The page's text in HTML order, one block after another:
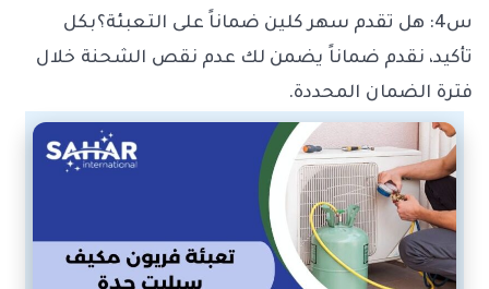
س4: هل تقدم سهر كلين ضماناً على التعبئة؟
بكل
تأكيد، نقدم ضماناً يضمن لك عدم نقص الشحنة خلال
فترة الضمان المحددة.